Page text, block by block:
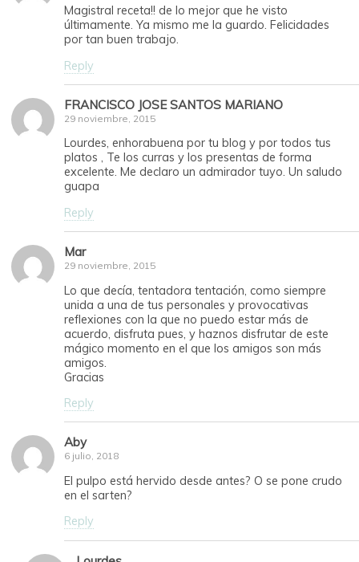
Magistral receta!! de lo mejor que he visto
últimamente. Ya mismo me la guardo. Felicidades
por tan buen trabajo.
Reply
FRANCISCO JOSE SANTOS MARIANO
29 noviembre, 2015
Lourdes, enhorabuena por tu blog y por todos tus
platos , Te los curras y los presentas de forma
excelente. Me declaro un admirador tuyo. Un saludo
guapa
Reply
Mar
29 noviembre, 2015
Lo que decía, tentadora tentación, como siempre
unida a una de tus personales y provocativas
reflexiones con la que no puedo estar más de
acuerdo, disfruta pues, y haznos disfrutar de este
mágico momento en el que los amigos son más
amigos.
Gracias
Reply
Aby
6 julio, 2018
El pulpo está hervido desde antes? O se pone crudo
en el sarten?
Reply